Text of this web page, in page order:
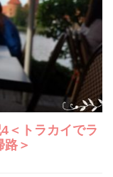
＜トラカイでラ
路＞